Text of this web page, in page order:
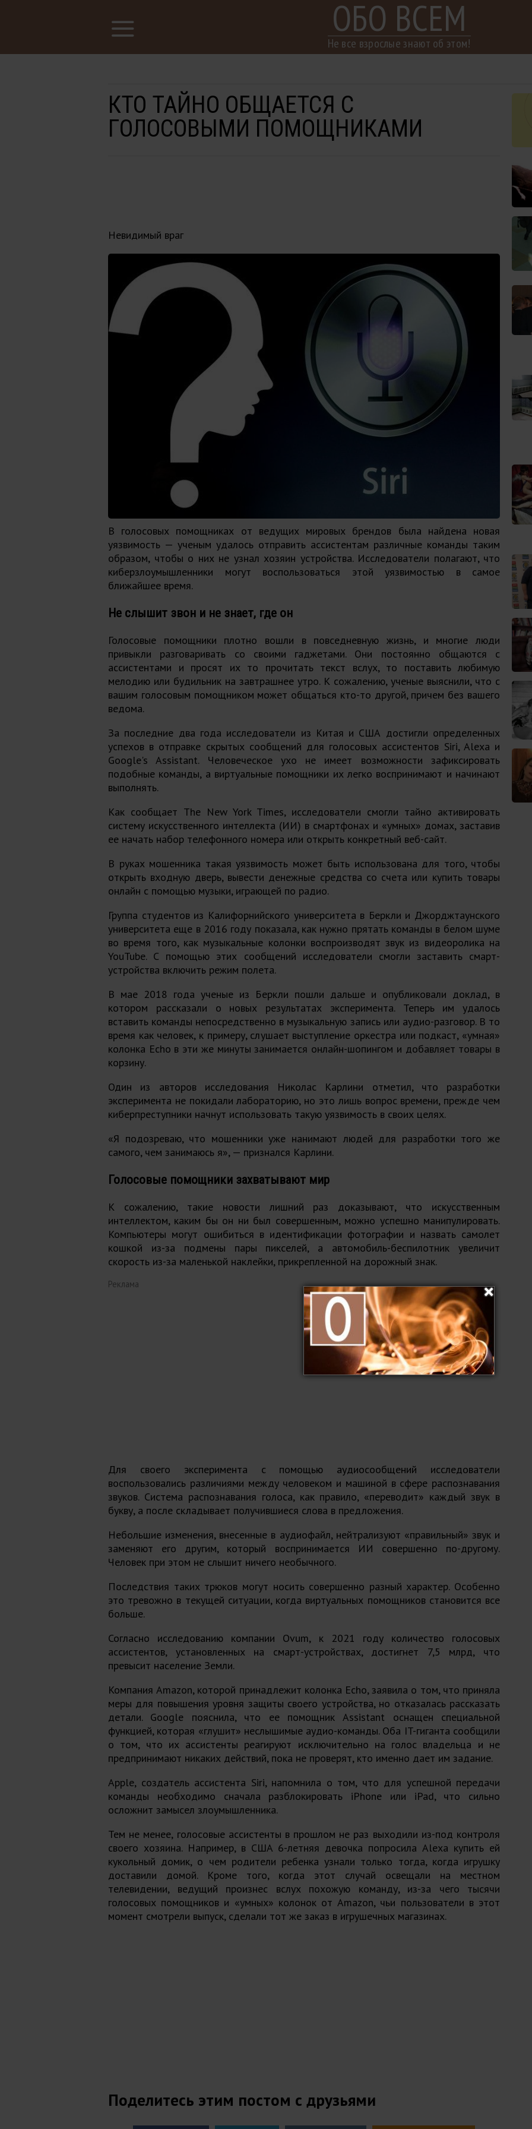
ОБО ВСЕМ
Не все взрослые знают об этом!
КТО ТАЙНО ОБЩАЕТСЯ С
ГОЛОСОВЫМИ ПОМОЩНИКАМИ
Невидимый враг
В голосовых помощниках от ведущих мировых брендов была найдена новая
уязвимость — ученым удалось отправить ассистентам различные команды таким
образом, чтобы о них не узнал хозяин устройства. Исследователи полагают, что
киберзлоумышленники могут воспользоваться этой уязвимостью в самое
ближайшее время.
Не слышит звон и не знает, где он
Голосовые помощники плотно вошли в повседневную жизнь, и многие люди
привыкли разговаривать со своими гаджетами. Они постоянно общаются с
ассистентами и просят их то прочитать текст вслух, то поставить любимую
мелодию или будильник на завтрашнее утро. К сожалению, ученые выяснили, что с
вашим голосовым помощником может общаться кто-то другой, причем без вашего
ведома.
За последние два года исследователи из Китая и США достигли определенных
успехов в отправке скрытых сообщений для голосовых ассистентов Siri, Alexa и
Google's Assistant. Человеческое ухо не имеет возможности зафиксировать
подобные команды, а виртуальные помощники их легко воспринимают и начинают
выполнять.
Как сообщает The New York Times, исследователи смогли тайно активировать
систему искусственного интеллекта (ИИ) в смартфонах и «умных» домах, заставив
ее начать набор телефонного номера или открыть конкретный веб-сайт.
В руках мошенника такая уязвимость может быть использована для того, чтобы
открыть входную дверь, вывести денежные средства со счета или купить товары
онлайн с помощью музыки, играющей по радио.
Группа студентов из Калифорнийского университета в Беркли и Джорджтаунского
университета еще в 2016 году показала, как нужно прятать команды в белом шуме
во время того, как музыкальные колонки воспроизводят звук из видеоролика на
YouTube. С помощью этих сообщений исследователи смогли заставить смарт-
устройства включить режим полета.
В мае 2018 года ученые из Беркли пошли дальше и опубликовали доклад, в
котором рассказали о новых результатах эксперимента. Теперь им удалось
вставить команды непосредственно в музыкальную запись или аудио-разговор. В то
время как человек, к примеру, слушает выступление оркестра или подкаст, «умная»
колонка Echo в эти же минуты занимается онлайн-шопингом и добавляет товары в
корзину.
Один из авторов исследования Николас Карлини отметил, что разработки
эксперимента не покидали лабораторию, но это лишь вопрос времени, прежде чем
киберпреступники начнут использовать такую уязвимость в своих целях.
«Я подозреваю, что мошенники уже нанимают людей для разработки того же
самого, чем занимаюсь я», — признался Карлини.
Голосовые помощники захватывают мир
К сожалению, такие новости лишний раз доказывают, что искусственным
интеллектом, каким бы он ни был совершенным, можно успешно манипулировать.
Компьютеры могут ошибиться в идентификации фотографии и назвать самолет
кошкой из-за подмены пары пикселей, а автомобиль-беспилотник увеличит
скорость из-за маленькой наклейки, прикрепленной на дорожный знак.
Реклама
Для своего эксперимента с помощью аудиосообщений исследователи
воспользовались различиями между человеком и машиной в сфере распознавания
звуков. Система распознавания голоса, как правило, «переводит» каждый звук в
букву, а после складывает получившиеся слова в предложения.
Небольшие изменения, внесенные в аудиофайл, нейтрализуют «правильный» звук и
заменяют его другим, который воспринимается ИИ совершенно по-другому.
Человек при этом не слышит ничего необычного.
Последствия таких трюков могут носить совершенно разный характер. Особенно
это тревожно в текущей ситуации, когда виртуальных помощников становится все
больше.
Согласно
исследованию
компании Ovum, к 2021 году количество голосовых
ассистентов, установленных на смарт-устройствах, достигнет 7,5 млрд, что
превысит население Земли.
Компания Amazon, которой принадлежит колонка Echo, заявила о том, что приняла
меры для повышения уровня защиты своего устройства, но отказалась рассказать
детали. Google пояснила, что ее помощник Assistant оснащен специальной
функцией, которая «глушит» неслышимые аудио-команды. Оба IT-гиганта сообщили
о том, что их ассистенты реагируют исключительно на голос владельца и не
предпринимают никаких действий, пока не проверят, кто именно дает им задание.
Apple, создатель ассистента Siri, напомнила о том, что для успешной передачи
команды необходимо сначала разблокировать iPhone или iPad, что сильно
осложнит замысел злоумышленника.
Тем не менее, голосовые ассистенты в прошлом не раз выходили из-под контроля
своего хозяина. Например, в США 6-летняя девочка попросила Alexa купить ей
кукольный домик, о чем родители ребенка узнали только тогда, когда игрушку
доставили домой. Кроме того, когда этот случай освещали на местном
телевидении, ведущий произнес вслух похожую команду, из-за чего тысячи
голосовых помощников и «умных» колонок от Amazon, чьи пользователи в этот
момент смотрели выпуск, сделали тот же заказ в игрушечных магазинах.
Поделитесь этим постом с друзьями